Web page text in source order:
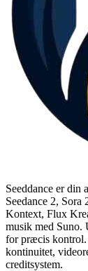
Seeddance er din
Seedance 2,
Kontext, Flux
musik med Suno.
for præcis kontrol.
kontinuitet,
creditsystem.